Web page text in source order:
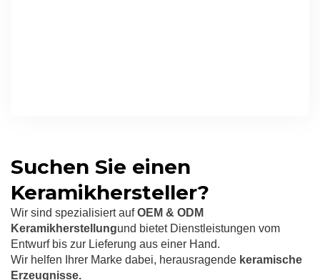
Suchen Sie einen
Keramikhersteller?
Wir sind spezialisiert aufOEM & ODM
Keramikherstellungund bietet Dienstleistungen vom
Entwurf bis zur Lieferung aus einer Hand.
Wir helfen Ihrer Marke dabei, herausragende keramische
Erzeugnisse.